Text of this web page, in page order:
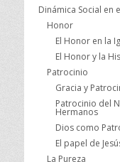
Dinámica Social en
Honor
El Honor en la
El Honor y la
Patrocinio
Gracia y
Patrocinio del
Hermanos
Dios como
El papel de
La Pureza